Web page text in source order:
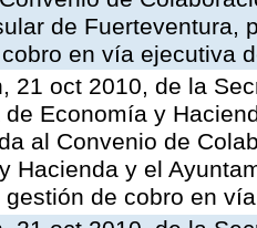
de Fuerteventura,
en vía ejecutiva
21 oct 2010, de la
de Economía y
al Convenio de
Hacienda y el
de cobro en